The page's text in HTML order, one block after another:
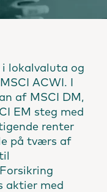
i lokalvaluta og
ACWI. I
af MSCI DM,
EM steg med
renter
på tværs af
aktier med